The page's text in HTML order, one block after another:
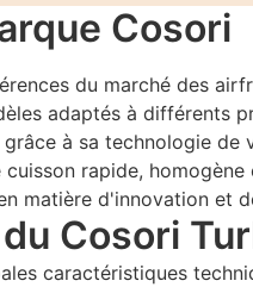
Cosori
du marché des
adaptés à différents
à sa technologie
rapide,
matière d'innovation et
Cosori
caractéristiques